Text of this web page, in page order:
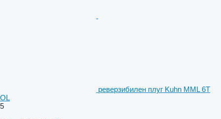
реверзибилен плуг Kuhn MML 6T
OL
5